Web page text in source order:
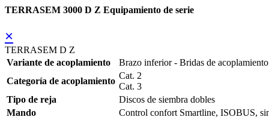
TERRASEM 3000 D Z Equipamiento de serie
×
TERRASEM D Z
Variante de acoplamiento
Brazo inferior - Bridas de acoplamiento
Categoría de acoplamiento
Cat. 2
Cat. 3
Tipo de reja
Discos de siembra dobles
Mando
Control confort Smartline, ISOBUS,